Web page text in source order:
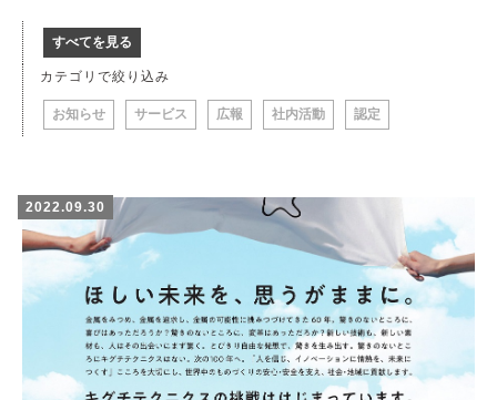
すべてを見る
カテゴリで絞り込み
お知らせ サービス 広報 社内活動 認定
2022.09.30